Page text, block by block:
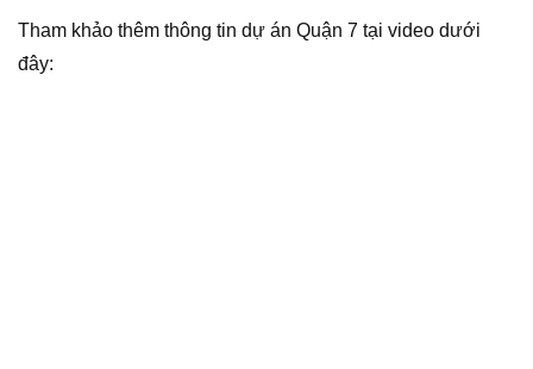
Tham khảo thêm thông tin dự án Quận 7 tại video dưới
đây: